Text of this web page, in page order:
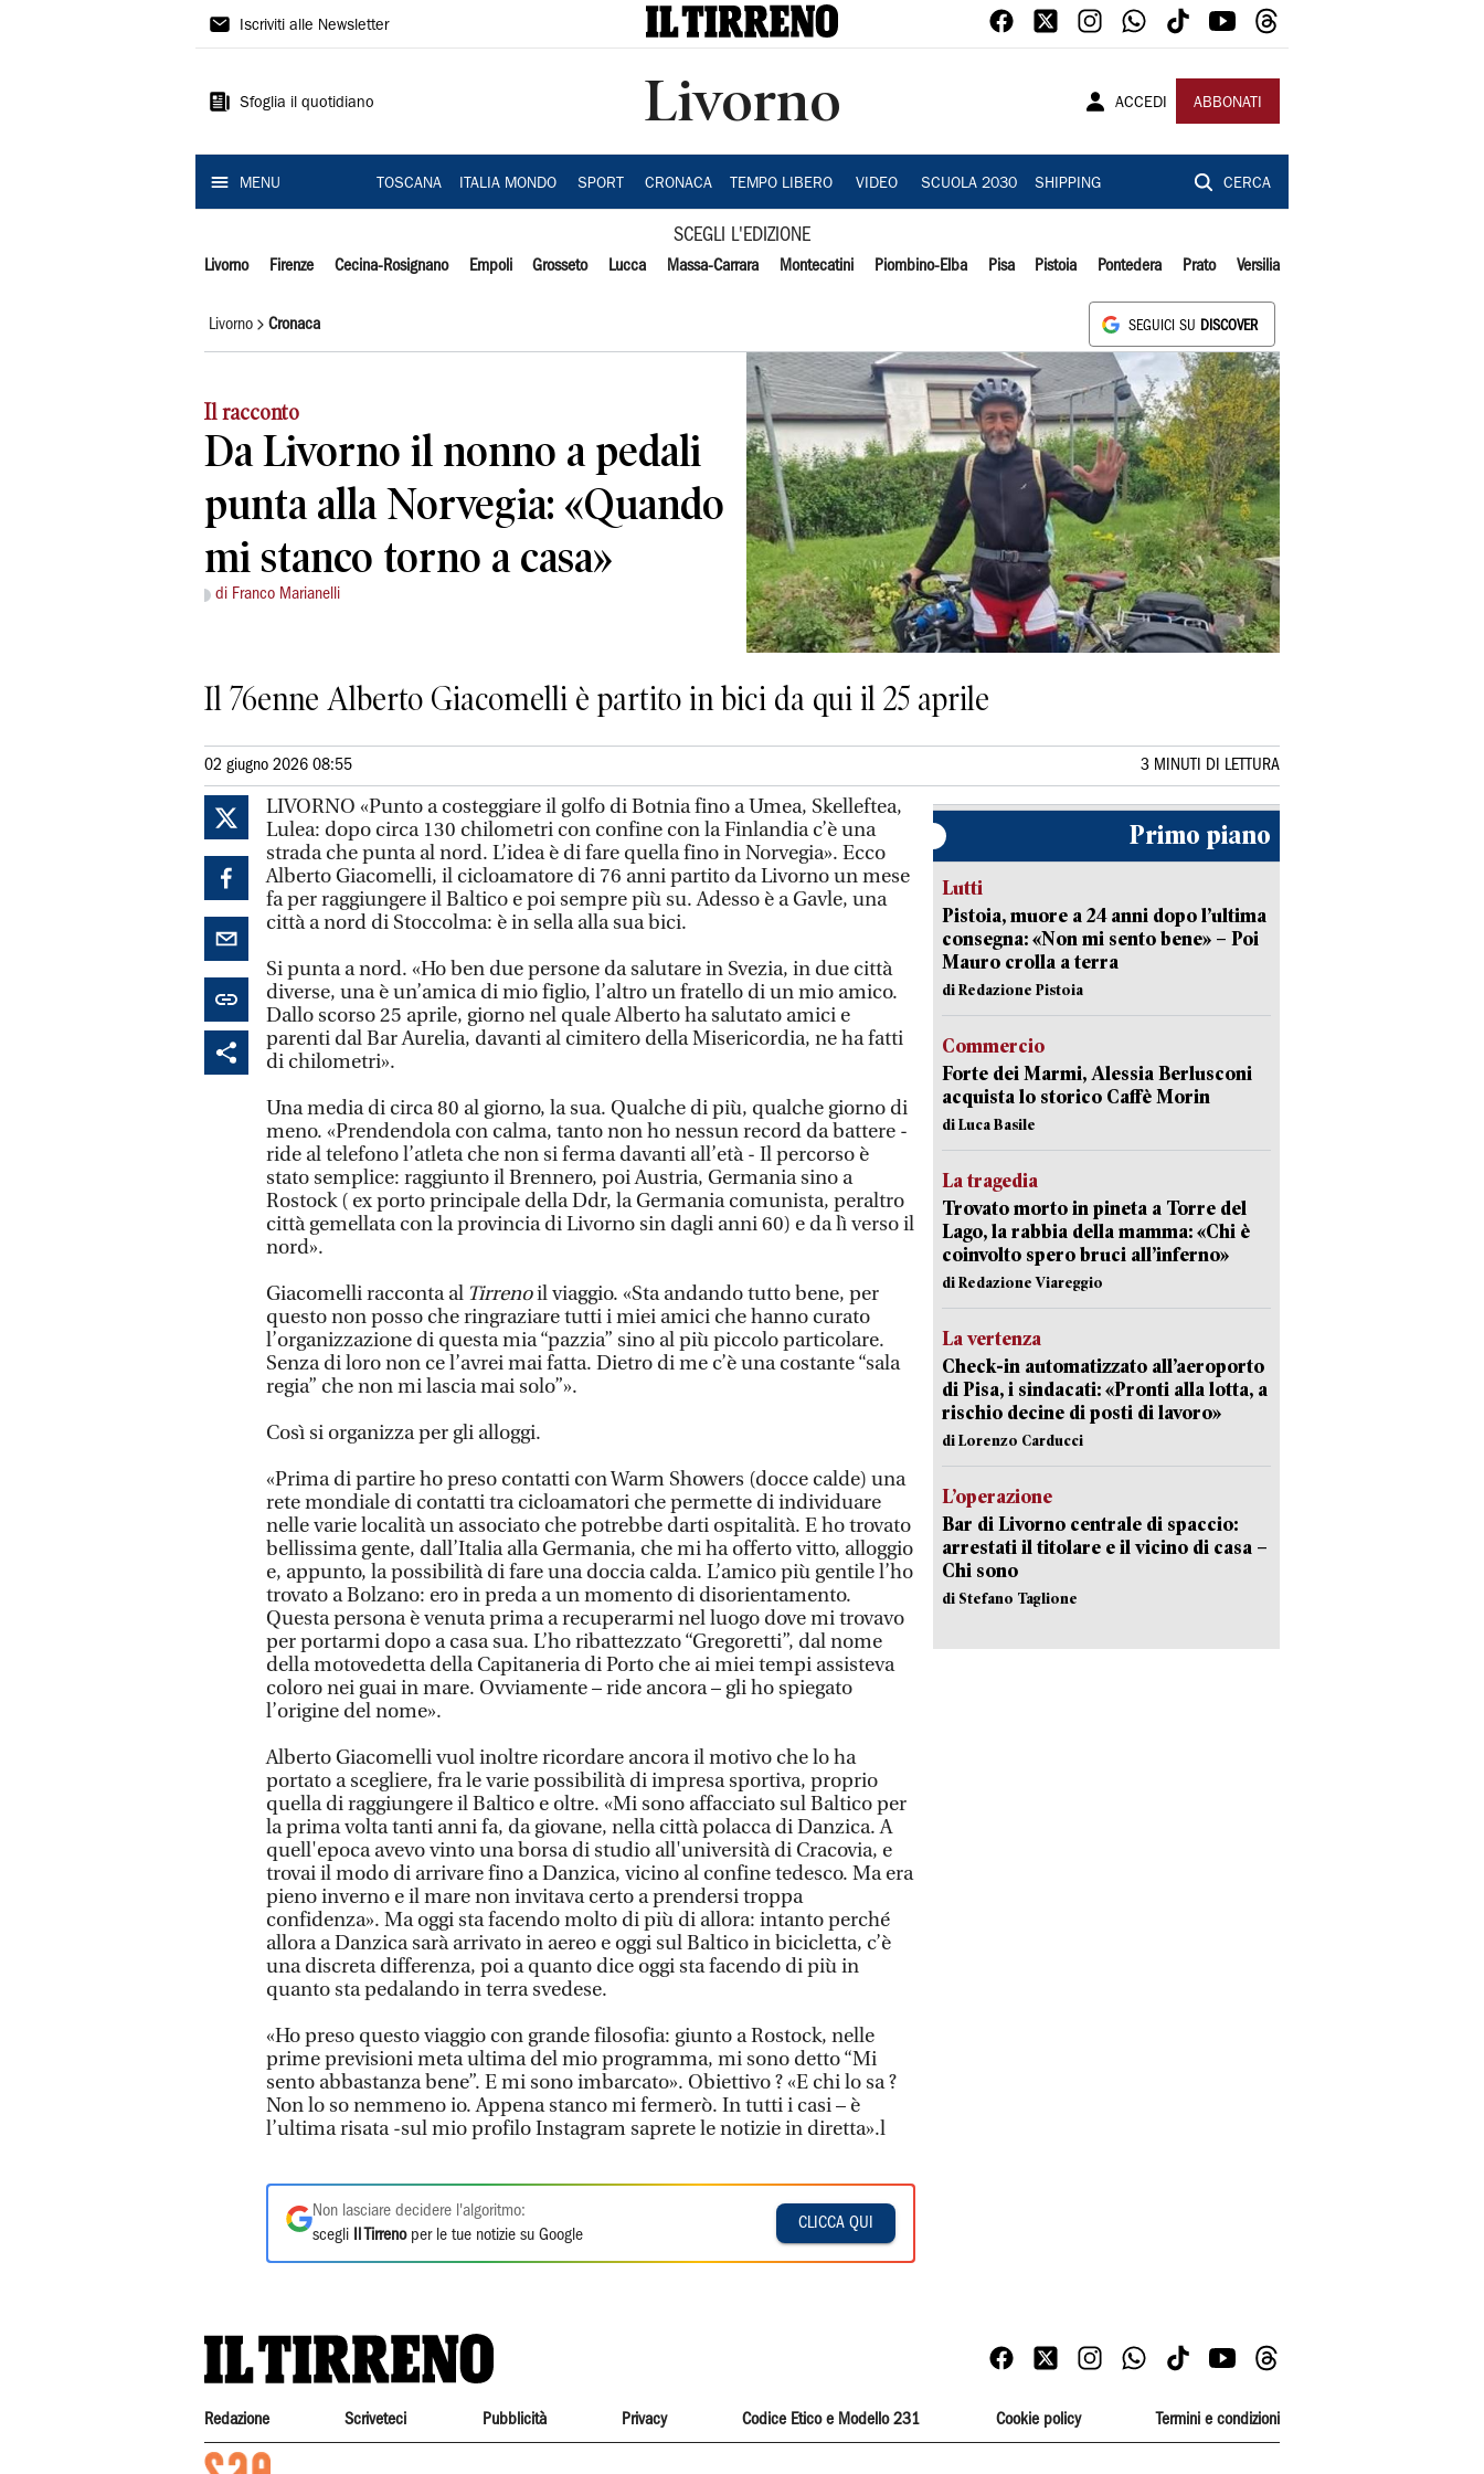
Il
Iscriviti alle Newsletter
Sfoglia il quotidiano Livorno ACCEDI ABBONATI
MENU TOSCANA ITALIA MONDO SPORT CRONACA TEMPO LIBERO VIDEO SCUOLA 2030 SHIPPING CERCA
SCEGLI L'EDIZIONE
Livorno Firenze Cecina-Rosignano Empoli Grosseto Lucca Massa-Carrara Montecatini Piombino-Elba Pisa Pistoia Pontedera Prato Versilia
Livorno Cronaca SEGUICI SU DISCOVER
Il racconto
Da Livorno il nonno a pedali
punta alla Norvegia: «Quando
mi stanco torno a casa»
di Franco Marianelli
Il 76enne Alberto Giacomelli è partito in bici da qui il 25 aprile
02 giugno 2026 08:55 3 MINUTI DI LETTURA
LIVORNO «Punto a costeggiare il golfo di Botnia fino a Umea, Skelleftea,
Lulea: dopo circa 130 chilometri con confine con la Finlandia c’è una
strada che punta al nord. L’idea è di fare quella fino in Norvegia». Ecco
Alberto Giacomelli, il cicloamatore di 76 anni partito da Livorno un mese
fa per raggiungere il Baltico e poi sempre più su. Adesso è a Gavle, una
città a nord di Stoccolma: è in sella alla sua bici.
Si punta a nord. «Ho ben due persone da salutare in Svezia, in due città
diverse, una è un’amica di mio figlio, l’altro un fratello di un mio amico.
Dallo scorso 25 aprile, giorno nel quale Alberto ha salutato amici e
parenti dal Bar Aurelia, davanti al cimitero della Misericordia, ne ha fatti
di chilometri».
Una media di circa 80 al giorno, la sua. Qualche di più, qualche giorno di
meno. «Prendendola con calma, tanto non ho nessun record da battere -
ride al telefono l’atleta che non si ferma davanti all’età - Il percorso è
stato semplice: raggiunto il Brennero, poi Austria, Germania sino a
Rostock ( ex porto principale della Ddr, la Germania comunista, peraltro
città gemellata con la provincia di Livorno sin dagli anni 60) e da lì verso il
nord».
Giacomelli racconta al Tirrenoil viaggio. «Sta andando tutto bene, per
questo non posso che ringraziare tutti i miei amici che hanno curato
l’organizzazione di questa mia “pazzia” sino al più piccolo particolare.
Senza di loro non ce l’avrei mai fatta. Dietro di me c’è una costante “sala
regia” che non mi lascia mai solo”».
Così si organizza per gli alloggi.
«Prima di partire ho preso contatti con Warm Showers (docce calde) una
rete mondiale di contatti tra cicloamatori che permette di individuare
nelle varie località un associato che potrebbe darti ospitalità. E ho trovato
bellissima gente, dall’Italia alla Germania, che mi ha offerto vitto, alloggio
e, appunto, la possibilità di fare una doccia calda. L’amico più gentile l’ho
trovato a Bolzano: ero in preda a un momento di disorientamento.
Questa persona è venuta prima a recuperarmi nel luogo dove mi trovavo
per portarmi dopo a casa sua. L’ho ribattezzato “Gregoretti”, dal nome
della motovedetta della Capitaneria di Porto che ai miei tempi assisteva
coloro nei guai in mare. Ovviamente – ride ancora – gli ho spiegato
l’origine del nome».
Alberto Giacomelli vuol inoltre ricordare ancora il motivo che lo ha
portato a scegliere, fra le varie possibilità di impresa sportiva, proprio
quella di raggiungere il Baltico e oltre. «Mi sono affacciato sul Baltico per
la prima volta tanti anni fa, da giovane, nella città polacca di Danzica. A
quell'epoca avevo vinto una borsa di studio all'università di Cracovia, e
trovai il modo di arrivare fino a Danzica, vicino al confine tedesco. Ma era
pieno inverno e il mare non invitava certo a prendersi troppa
confidenza». Ma oggi sta facendo molto di più di allora: intanto perché
allora a Danzica sarà arrivato in aereo e oggi sul Baltico in bicicletta, c’è
una discreta differenza, poi a quanto dice oggi sta facendo di più in
quanto sta pedalando in terra svedese.
«Ho preso questo viaggio con grande filosofia: giunto a Rostock, nelle
prime previsioni meta ultima del mio programma, mi sono detto “Mi
sento abbastanza bene”. E mi sono imbarcato». Obiettivo ? «E chi lo sa ?
Non lo so nemmeno io. Appena stanco mi fermerò. In tutti i casi – è
l’ultima risata -sul mio profilo Instagram saprete le notizie in diretta».l
Non lasciare decidere l'algoritmo:
scegli
Il Tirrenoper le tue notizie su Google
CLICCA QUI
Primo piano
Lutti
Pistoia, muore a 24 anni dopo l’ultima
consegna: «Non mi sento bene» – Poi
Mauro crolla a terra
di Redazione Pistoia
Commercio
Forte dei Marmi, Alessia Berlusconi
acquista lo storico Caffè Morin
di Luca Basile
La tragedia
Trovato morto in pineta a Torre del
Lago, la rabbia della mamma: «Chi è
coinvolto spero bruci all’inferno»
di Redazione Viareggio
La vertenza
Check-in automatizzato all’aeroporto
di Pisa, i sindacati: «Pronti alla lotta, a
rischio decine di posti di lavoro»
di Lorenzo Carducci
L’operazione
Bar di Livorno centrale di spaccio:
arrestati il titolare e il vicino di casa –
Chi sono
di Stefano Taglione
Redazione Scriveteci Pubblicità Privacy Codice Etico e Modello 231 Cookie policy Termini e condizioni